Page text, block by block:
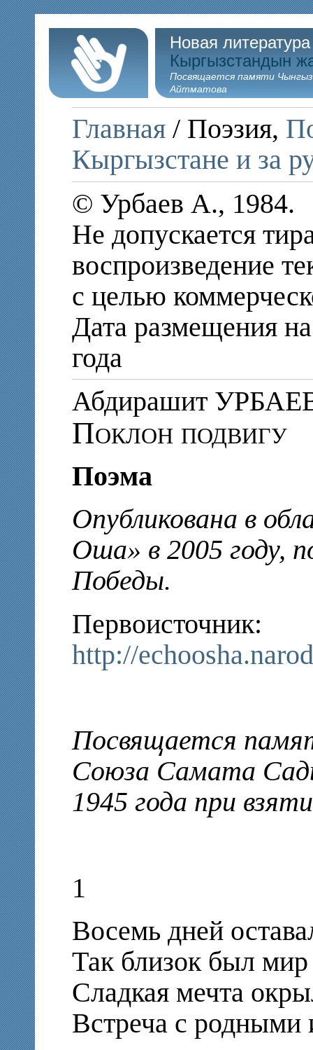
Новая
Кыргызстандын
Посвящается памяти
Айтматова
Главная / Поэзия,
Кыргызстане и за
© Урбаев А., 1984.
Не допускается
воспроизведение
с целью
Дата размещения
года
Абдирашит
Поклон подвигу
Поэма
Опубликована в
Оша» в 2005 году,
Победы.
Первоисточник:
http://
Посвящается
Союза Самата
1945 года при
1
Восемь дней
Так близок был
Сладкая мечта
Встреча с